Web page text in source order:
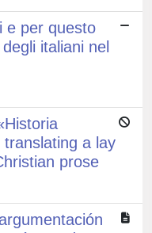
e per questo
italiani nel
translating a lay
prose